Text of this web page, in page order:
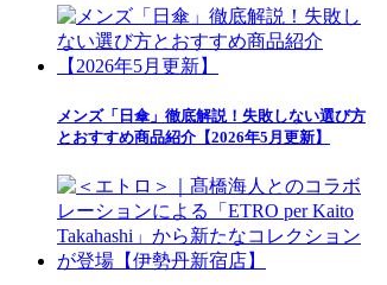
メンズ「日傘」徹底解説！失敗しない選び方
とおすすめ商品紹介【2026年5月更新】